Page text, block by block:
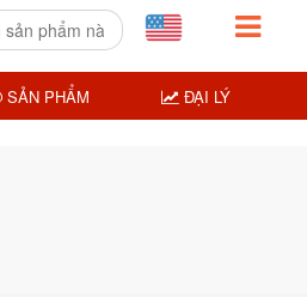
SẢN PHẨM ĐẠI LÝ